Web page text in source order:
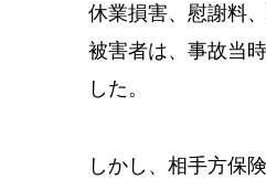
休業損害、慰謝料
被害者は、事故当
した。
しかし、相手方保